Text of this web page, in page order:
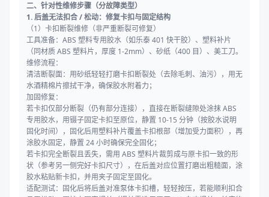
二、针对性维修步骤（分故障类型）
1. 后盖无法扣合 / 松动：修复卡扣与固定结构
（1）卡扣断裂维修（非严重断裂可修复）
工具准备：ABS 塑料专用胶水（如乐泰 401 快干胶）、塑料补片
（同材质 ABS 塑料片，厚度 1-2mm）、砂纸（400 目）、美工刀。
维修流程：
清洁断裂面：用砂纸轻轻打磨卡扣断裂处（去除毛刺、油污），用无
水酒精棉片擦拭干净，确保胶水附着力；
加固修复：
若卡扣仅部分断裂（仍有部分连接），直接在断裂缝隙处涂抹 ABS
专用胶水，用镊子固定卡扣至原位，静置 10-15 分钟（按胶水说明
固化时间），固化后用塑料补片覆盖卡扣根部（增加受力面积），再
涂胶水固定，静置 24 小时确保完全固化；
若卡扣完全断裂且丢失，需用 ABS 塑料片裁剪成与原卡扣一致的形
状（参考另一侧完好卡扣尺寸），在后盖对应位置打磨出粗糙面，涂
胶水粘贴新卡扣，并用夹子固定至固化。
适配测试：固化后将后盖对准泵体卡扣槽，轻轻按压，若能顺利扣合